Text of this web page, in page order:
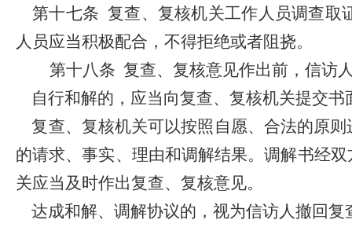
第十七条 复查、复核机关工作人员调查取
人员应当积极配合，不得拒绝或者阻挠。
第十八条 复查、复核意见作出前，信访
自行和解的，应当向复查、复核机关提交书
复查、复核机关可以按照自愿、合法的原
的请求、事实、理由和调解结果。调解书经
关应当及时作出复查、复核意见。
达成和解、调解协议的，视为信访人撤回复